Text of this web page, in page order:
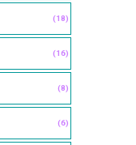
(18)
(16)
(8)
(6)